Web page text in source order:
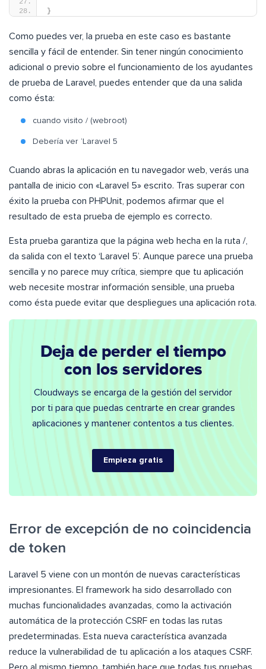
}
Como puedes ver, la prueba en este caso es bastante
sencilla y fácil de entender. Sin tener ningún conocimiento
adicional o previo sobre el funcionamiento de los ayudantes
de prueba de Laravel, puedes entender que da una salida
como ésta:
cuando visito / (webroot)
Debería ver ‘Laravel 5
Cuando abras la aplicación en tu navegador web, verás una
pantalla de inicio con «Laravel 5» escrito. Tras superar con
éxito la prueba con PHPUnit, podemos afirmar que el
resultado de esta prueba de ejemplo es correcto.
Esta prueba garantiza que la página web hecha en la ruta /,
da salida con el texto ‘Laravel 5’. Aunque parece una prueba
sencilla y no parece muy crítica, siempre que tu aplicación
web necesite mostrar información sensible, una prueba
como ésta puede evitar que despliegues una aplicación rota.
Deja de perder el tiempo
con los servidores
Cloudways se encarga de la gestión del servidor
por ti para que puedas centrarte en crear grandes
aplicaciones y mantener contentos a tus clientes.
Empieza gratis
Error de excepción de no coincidencia
de token
Laravel 5 viene con un montón de nuevas características
impresionantes. El framework ha sido desarrollado con
muchas funcionalidades avanzadas, como la activación
automática de la protección CSRF en todas las rutas
predeterminadas. Esta nueva característica avanzada
reduce la vulnerabilidad de tu aplicación a los ataques CSRF.